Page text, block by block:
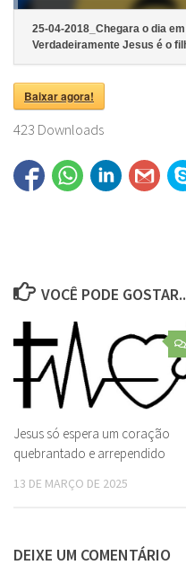
25-04-2018_Chegara o dia
Verdadeiramente Jesus é o
Baixar agora!
423 Downloads
VOCÊ PODE
Jesus só espera um coração
quebrantado e arrependido
13 DE MARÇO DE 2025
DEIXE UM COMENTÁRIO